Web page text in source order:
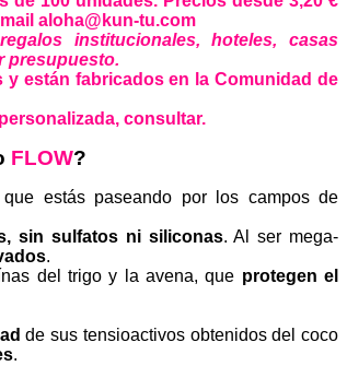
aloha@kun-tu.com
institucionales, hoteles, casas
presupuesto.
están fabricados en la Comunidad de
consultar.
FLOW?
estás paseando por los campos de
sin sulfatos ni siliconas. Al ser mega-
.
del trigo y la avena, que protegen el
de sus tensioactivos obtenidos del coco
.